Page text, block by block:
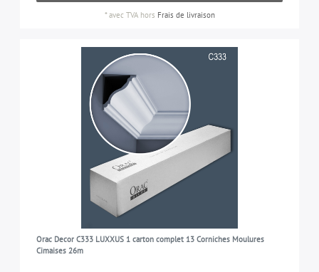
*avec TVAhors Frais de livraison
Orac Decor C333 LUXXUS 1 carton complet 13 Corniches Moulures
Cimaises 26m